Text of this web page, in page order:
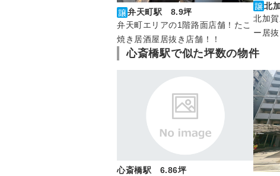
弁天町駅 8.9坪
弁天町エリアの1階路面店舗！たこ
焼き居酒屋居抜き店舗！！
北
北加
ー居抜
心斎橋駅で似た坪数の物件
心斎橋駅 6.86坪